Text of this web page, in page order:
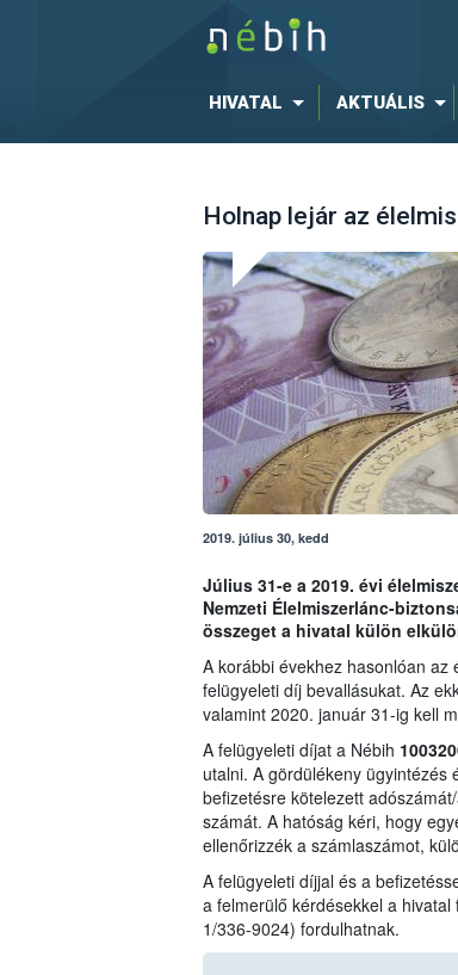
HIVATAL AKTUÁLIS
Holnap lejár az
2019. július 30, kedd
Július 31-e a 2019. évi
Nemzeti Élelmiszerlánc-
összeget a hivatal külön
A korábbi évekhez hasonlóan az
felügyeleti díj bevallásukat. Az
valamint 2020. január 31-ig kell
A felügyeleti díjat a Nébih
utalni. A gördülékeny
befizetésre kötelezett
számát. A hatóság kéri, hogy
ellenőrizzék a számlaszámot,
A felügyeleti díjjal és a
a felmerülő kérdésekkel a
1/336-9024) fordulhatnak.